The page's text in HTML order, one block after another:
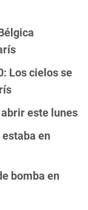
Los cielos se
este lunes
en
bomba en